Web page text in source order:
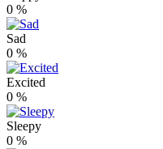
0 %
Sad
0 %
Excited
0 %
Sleepy
0 %